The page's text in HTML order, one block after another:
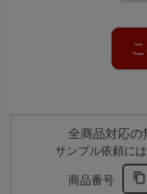
アレン
全商品対応の
サンプル依頼に
商品番号